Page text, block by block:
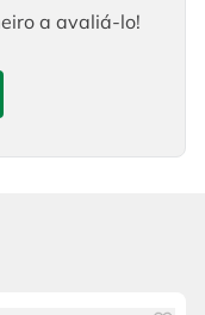
a avaliá-lo!